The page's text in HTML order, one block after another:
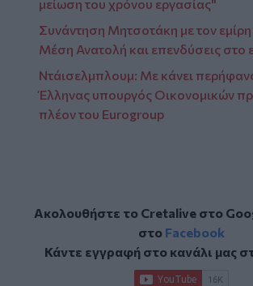
μείωση του χρόνου εργασίας"
Συνάντηση Μητσοτάκη με τον
Μέση Ανατολή και επενδύσεις στο
Ντάισελμπλουμ: Με κάνει
Έλληνας υπουργός Οικονομικών
πλέον του Eurogroup
Ακολουθήστε το Cretalive στο
στο Facebook
Κάντε εγγραφή στο κανάλι μας